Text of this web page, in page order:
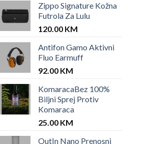
Zippo Signature Kožna
Futrola Za Lulu
120.00 KM
Antifon Gamo Aktivni
Fluo Earmuff
92.00 KM
KomaracaBez 100%
Biljni Sprej Protiv
Komaraca
25.00 KM
OutIn Nano Prenosni